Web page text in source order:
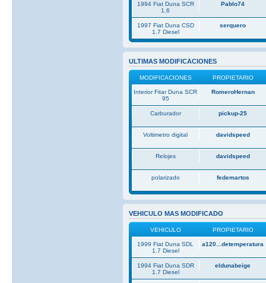
1994 Fiat Duna SCR
1.6
Pablo74
1997 Fiat Duna CSD
1.7 Diesel
serquero
ULTIMAS MODIFICACIONES
MODIFICACIONES PROPIETARIO
Interior Fitar Duna SCR
95
RomeroHernan
Carburador pickup-25
Voltimetro digital davidspeed
Relojes davidspeed
polarizado fedemartos
VEHICULO MAS MODIFICADO
VEHICULO PROPIETARIO
1999 Fiat Duna SDL
1.7 Diesel
a120...detemperatura
1994 Fiat Duna SDR
1.7 Diesel
eldunabeige